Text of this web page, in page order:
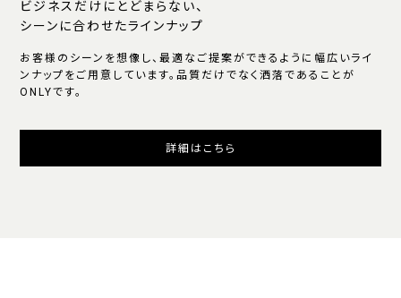
ビジネスだけにとどまらない、
シーンに合わせたラインナップ
お客様のシーンを想像し、最適なご提案ができるように幅広いライ
ンナップをご用意しています。品質だけでなく洒落であることが
ONLYです。
詳細はこちら